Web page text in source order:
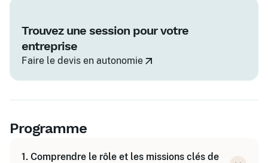
Trouvez une session pour votre
entreprise
Faire le devis en autonomie
Programme
1. Comprendre le rôle et les missions clés de